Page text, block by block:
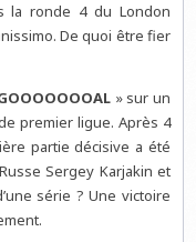
la ronde 4 du London
De quoi être fier
» sur un
premier ligue. Après 4
partie décisive a été
Sergey Karjakin et
série ? Une victoire